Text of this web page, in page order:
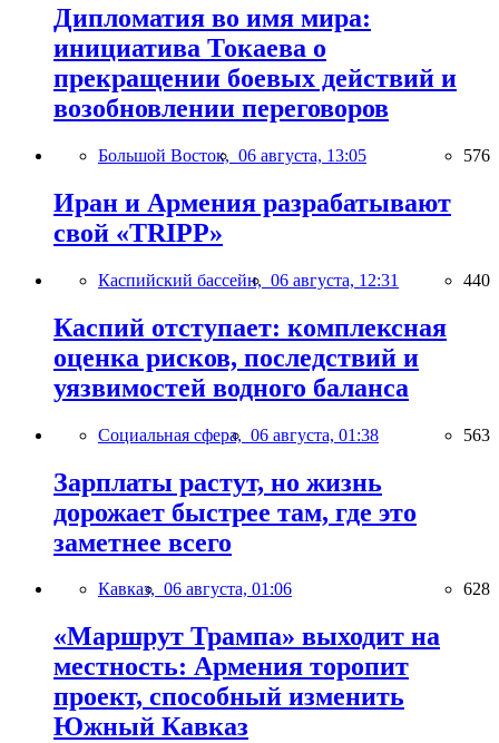
Дипломатия во имя мира:
инициатива Токаева о
прекращении боевых действий и
возобновлении переговоров
Большой Восток, 06 августа, 13:05 576
Иран и Армения разрабатывают
свой «TRIPP»
Каспийский бассейн, 06 августа, 12:31 440
Каспий отступает: комплексная
оценка рисков, последствий и
уязвимостей водного баланса
Социальная сфера, 06 августа, 01:38 563
Зарплаты растут, но жизнь
дорожает быстрее там, где это
заметнее всего
Кавказ, 06 августа, 01:06 628
«Маршрут Трампа» выходит на
местность: Армения торопит
проект, способный изменить
Южный Кавказ